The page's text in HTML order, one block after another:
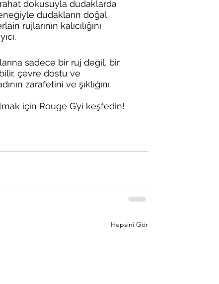
dokusuyla dudaklarda
dudakların doğal
rujlarının kalıcılığını
sadece bir ruj değil, bir
çevre dostu ve
zarafetini ve şıklığını
için Rouge G’yi keşfedin!
Hepsini Gör